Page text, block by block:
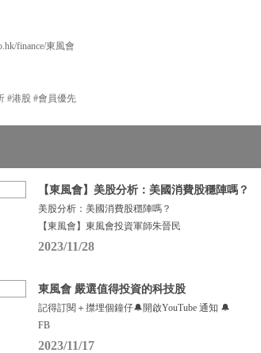
finance/東風會
#港股 #會員優先
【東風會】美股分析：美國消費股穩陣嗎？
美股分析：美國消費股穩陣嗎？
【東風會】東風會投資軍師朱晉民
2023/11/28
東風會 嚴選值得投資的科技股
記得訂閱＋㩒埋個鐘仔🔔開啟YouTube 通知 🔔
FB
2023/11/17